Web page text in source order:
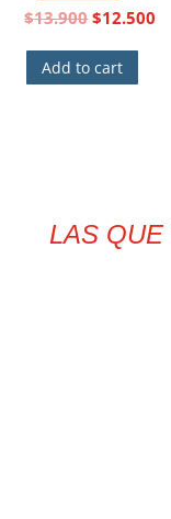
$13.900 $12.500
Add to cart
LAS